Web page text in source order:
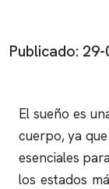
Publicado:
El sueño es
cuerpo, ya
esenciales
los estados